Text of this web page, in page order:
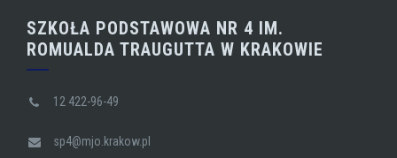
SZKOŁA PODSTAWOWA NR 4 IM.
ROMUALDA TRAUGUTTA W KRAKOWIE
12 422-96-49
sp4@mjo.krakow.pl